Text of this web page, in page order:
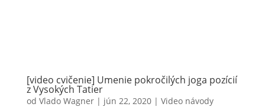
[video cvičenie] Umenie pokročilých joga pozícií
z Vysokých Tatier
od Vlado Wagner| jún 22, 2020| Video návody